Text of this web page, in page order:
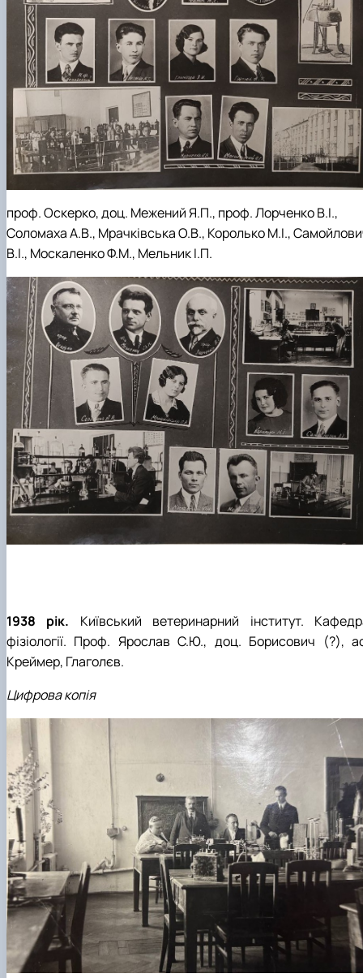
проф. Оскерко, доц. Межений Я.П., проф. Лорченко В.І.,
Соломаха А.В., Мрачківська О.В., Королько М.І.,
В.І., Москаленко Ф.М., Мельник І.П.
1938 рік. Київський ветеринарний інститут.
фізіології. Проф. Ярослав С.Ю., доц. Борисович (?),
Креймер, Глаголєв.
Цифрова копія